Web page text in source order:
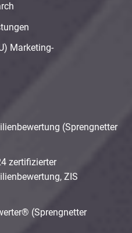
Marketing-
(Sprengnetter
zertifizierter
ZIS
(Sprengnetter